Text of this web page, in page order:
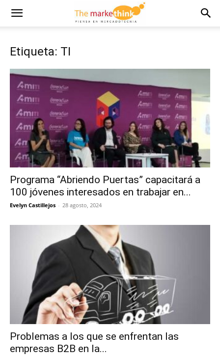
Etiqueta: TI
Programa “Abriendo Puertas” capacitará a
100 jóvenes interesados en trabajar en...
Evelyn Castillejos - 28 agosto, 2024
Problemas a los que se enfrentan las
empresas B2B en la...